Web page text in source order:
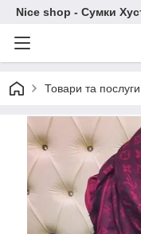
Nice shop - Сумки
Товари та послуги